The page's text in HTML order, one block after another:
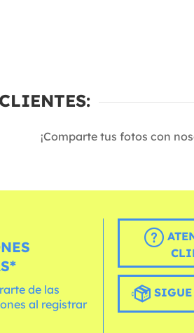
¡Comparte tus fotos con
de las
al registrar